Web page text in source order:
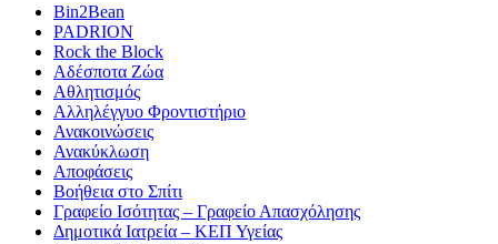
Bin2Bean
PADRION
Rock the Block
Αδέσποτα Ζώα
Αθλητισμός
Αλληλέγγυο Φροντιστήριο
Ανακοινώσεις
Ανακύκλωση
Αποφάσεις
Βοήθεια στο Σπίτι
Γραφείο Ισότητας – Γραφείο Απασχόλησης
Δημοτικά Ιατρεία – ΚΕΠ Υγείας